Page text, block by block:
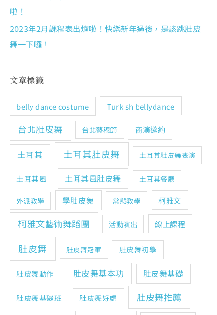
啦！
2023年2月課程表出爐啦！快樂新年過後，是該跳肚皮
舞一下囉！
文章標籤
belly dance costume Turkish bellydance
台北肚皮舞 台北藝穗節 商演邀約
土耳其 土耳其肚皮舞 土耳其肚皮舞表演
土耳其風 土耳其風肚皮舞 土耳其餐廳
外派教學 學肚皮舞 常態教學 柯雅文
柯雅文藝術舞蹈團 活動演出 線上課程
肚皮舞 肚皮舞冠軍 肚皮舞初學
肚皮舞動作 肚皮舞基本功 肚皮舞基礎
肚皮舞基礎班 肚皮舞好處
肚皮舞推薦